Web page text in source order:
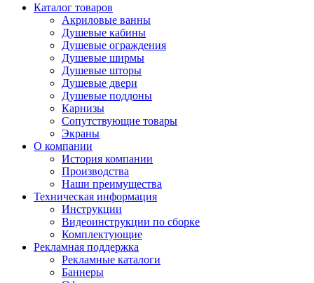
Каталог товаров
Акриловые ванны
Душевые кабины
Душевые ограждения
Душевые ширмы
Душевые шторы
Душевые двери
Душевые поддоны
Карнизы
Сопутствующие товары
Экраны
О компании
История компании
Производства
Наши преимущества
Техническая информация
Инструкции
Видеоинструкции по сборке
Комплектующие
Рекламная поддержка
Рекламные каталоги
Баннеры